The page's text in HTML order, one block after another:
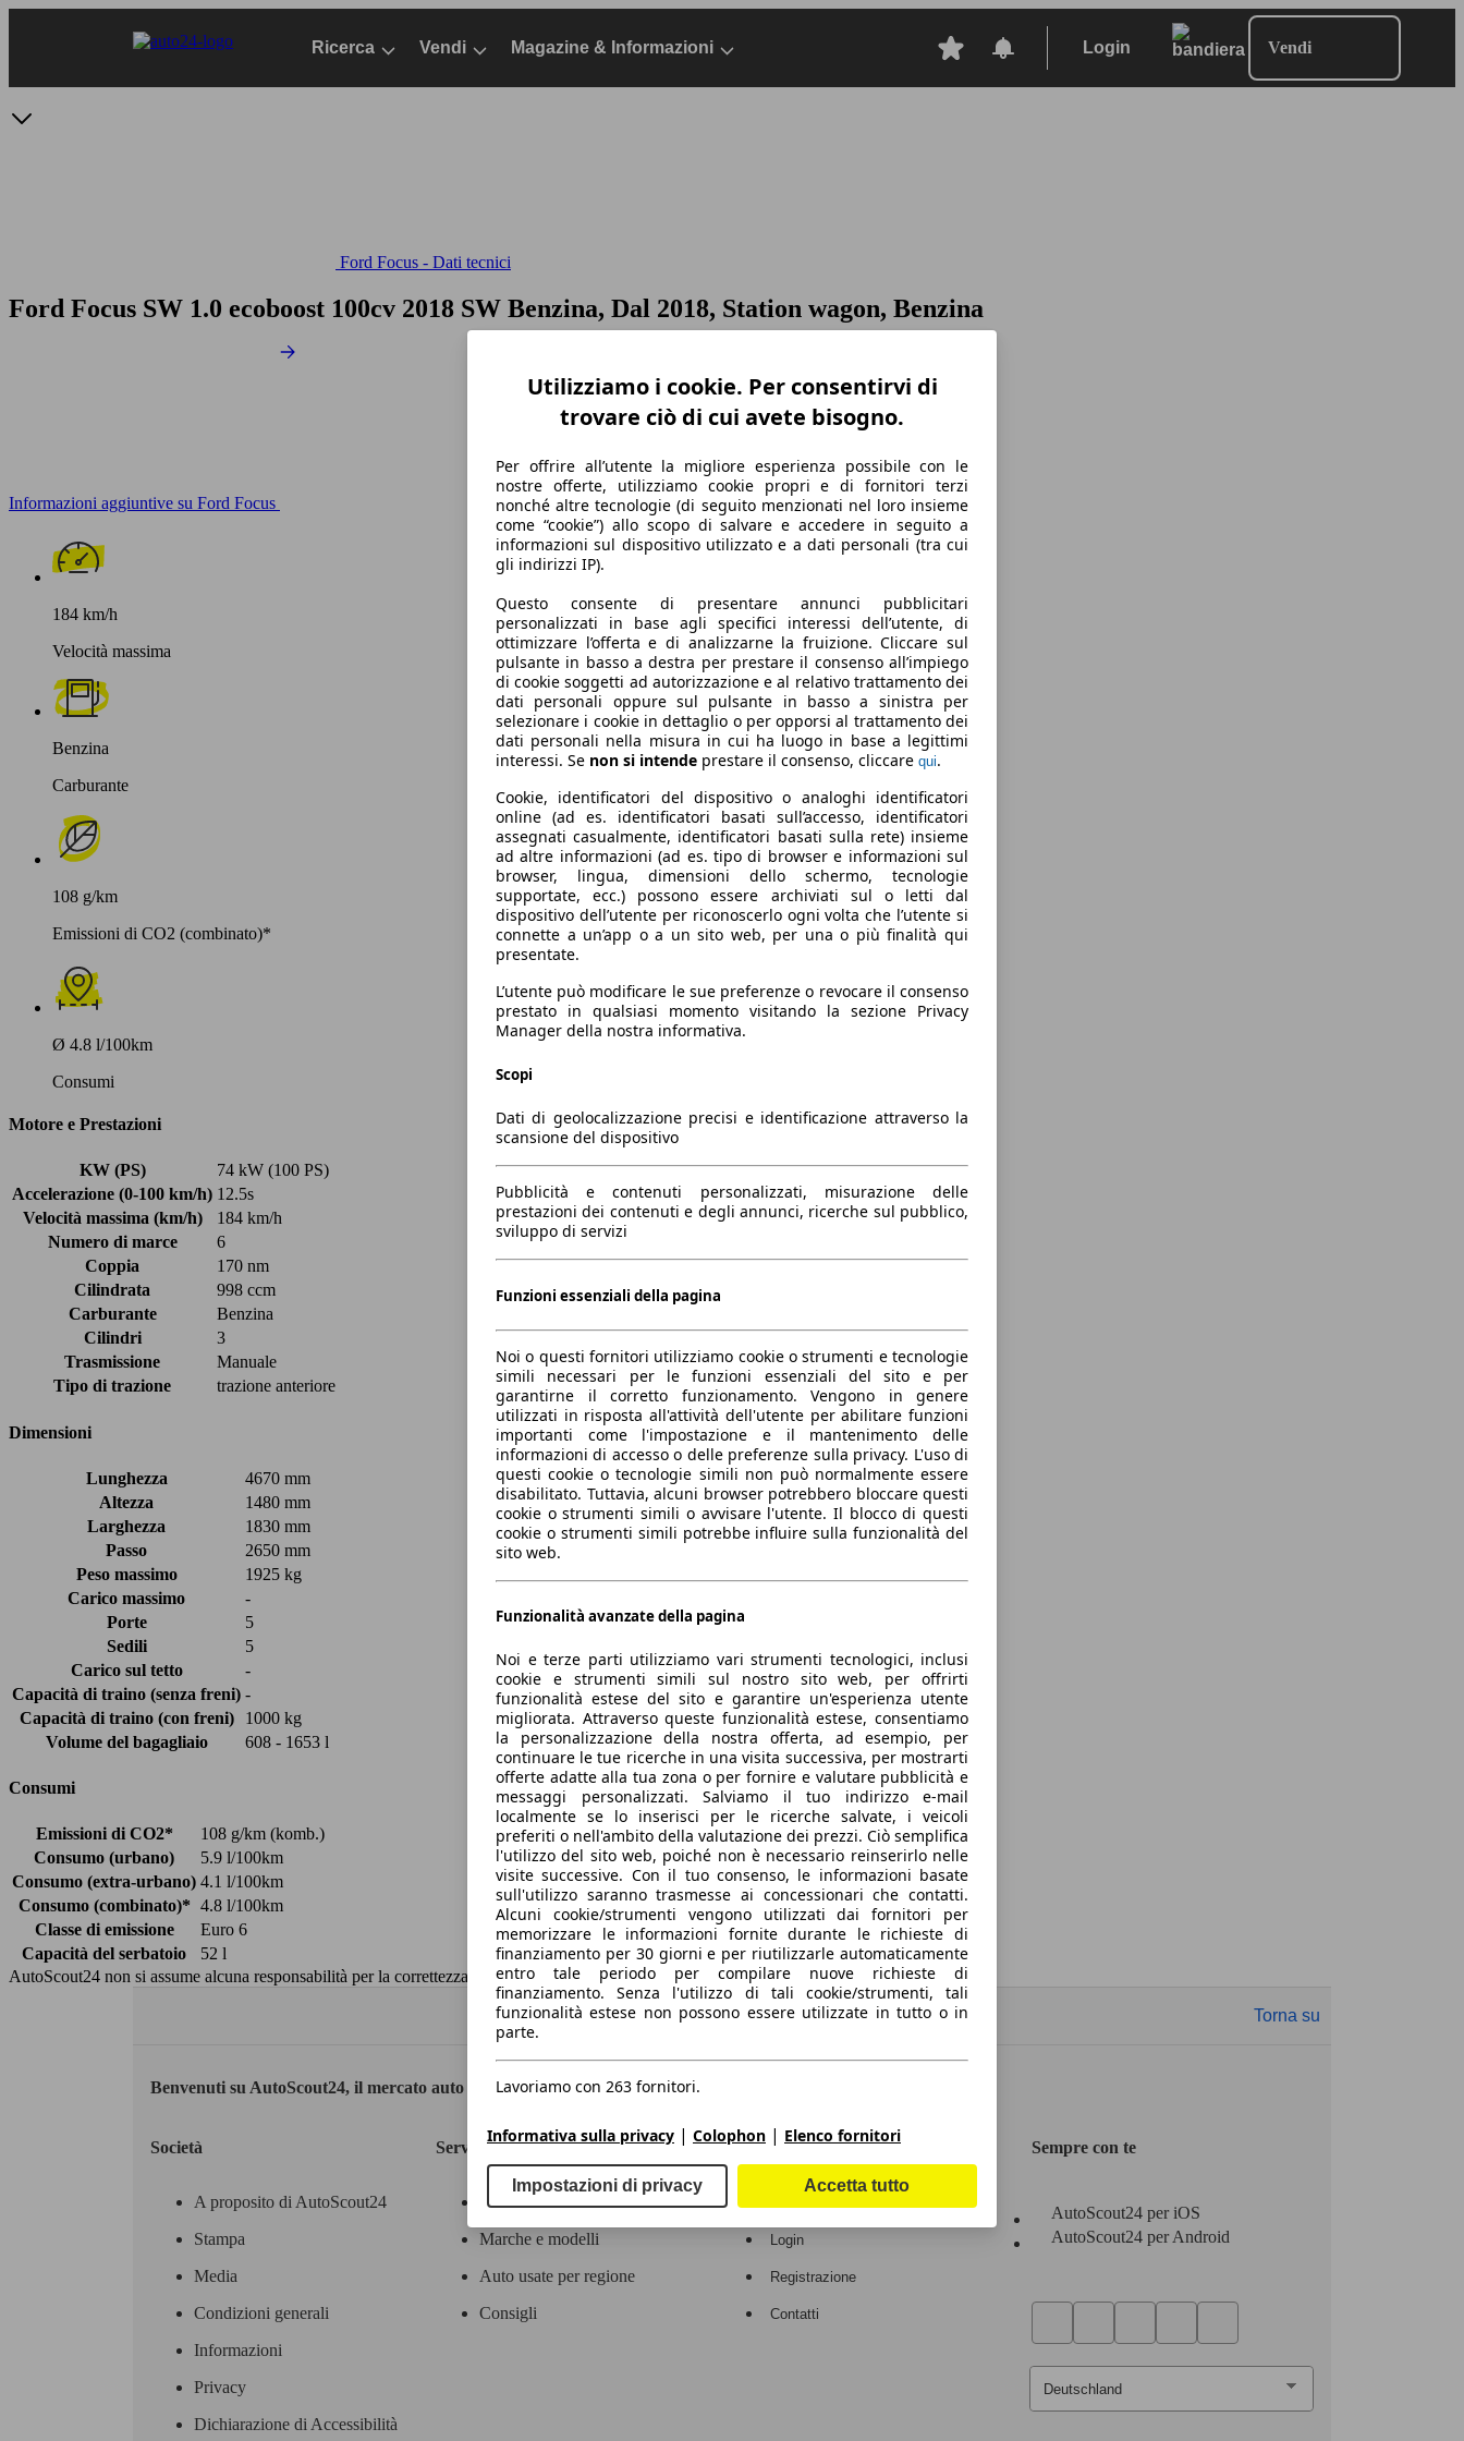
Ricerca Vendi Magazine & Informazioni Login Vendi
Ford Focus - Dati tecnici
Ford Focus SW 1.0 ecoboost 100cv 2018 SW Benzina, Dal 2018, Station wagon, Benzina
Informazioni aggiuntive su Ford Focus
184 km/h
Velocità massima
Benzina
Carburante
108 g/km
Emissioni di CO2 (combinato)*
Ø 4.8 l/100km
Consumi
Motore e Prestazioni
KW (PS)
74 kW (100 PS)
Accelerazione (0-100 km/h) 12.5s
Velocità massima (km/h)
184 km/h
Numero di marce
6
Coppia
170 nm
Cilindrata
998 ccm
Carburante
Benzina
Cilindri
3
Trasmissione
Manuale
Tipo di trazione
trazione anteriore
Dimensioni
Lunghezza
4670 mm
Altezza
1480 mm
Larghezza
1830 mm
Passo
2650 mm
Peso massimo
1925 kg
Carico massimo
-
Porte
5
Sedili
5
Carico sul tetto
-
Capacità di traino (senza freni) -
Capacità di traino (con freni)
1000 kg
Volume del bagagliaio
608 - 1653 l
Consumi
Emissioni di CO2*
108 g/km (komb.)
Consumo (urbano)
5.9 l/100km
Consumo (extra-urbano) 4.1 l/100km
Consumo (combinato)* 4.8 l/100km
Classe di emissione
Euro 6
Capacità del serbatoio
52 l
AutoScout24 non si assume alcuna responsabilità per la correttezza dei dati.
Torna su
Benvenuti su AutoScout24, il mercato auto europeo.
Società
A proposito di AutoScout24
Stampa
Media
Condizioni generali
Informazioni
Privacy
Dichiarazione di Accessibilità
Servizi
Contatti
Marche e modelli
Auto usate per regione
Consigli
Area rivenditori
Login
Registrazione
Contatti
Sempre con te
AutoScout24 per iOS
AutoScout24 per Android
Utilizziamo i cookie. Per consentirvi di
trovare ciò di cui avete bisogno.
Per offrire all’utente la migliore esperienza possibile con le
nostre offerte, utilizziamo cookie propri e di fornitori terzi
nonché altre tecnologie (di seguito menzionati nel loro insieme
come “cookie”) allo scopo di salvare e accedere in seguito a
informazioni sul dispositivo utilizzato e a dati personali (tra cui
gli indirizzi IP).
Questo consente di presentare annunci pubblicitari
personalizzati in base agli specifici interessi dell’utente, di
ottimizzare l’offerta e di analizzarne la fruizione. Cliccare sul
pulsante in basso a destra per prestare il consenso all’impiego
di cookie soggetti ad autorizzazione e al relativo trattamento dei
dati personali oppure sul pulsante in basso a sinistra per
selezionare i cookie in dettaglio o per opporsi al trattamento dei
dati personali nella misura in cui ha luogo in base a legittimi
interessi. Se non si intende prestare il consenso, cliccare qui.
Cookie, identificatori del dispositivo o analoghi identificatori
online (ad es. identificatori basati sull’accesso, identificatori
assegnati casualmente, identificatori basati sulla rete) insieme
ad altre informazioni (ad es. tipo di browser e informazioni sul
browser, lingua, dimensioni dello schermo, tecnologie
supportate, ecc.) possono essere archiviati sul o letti dal
dispositivo dell’utente per riconoscerlo ogni volta che l’utente si
connette a un’app o a un sito web, per una o più finalità qui
presentate.
L’utente può modificare le sue preferenze o revocare il consenso
prestato in qualsiasi momento visitando la sezione Privacy
Manager della nostra informativa.
Scopi
Dati di geolocalizzazione precisi e identificazione attraverso la
scansione del dispositivo
Pubblicità e contenuti personalizzati, misurazione delle
prestazioni dei contenuti e degli annunci, ricerche sul pubblico,
sviluppo di servizi
Funzioni essenziali della pagina
Noi o questi fornitori utilizziamo cookie o strumenti e tecnologie
simili necessari per le funzioni essenziali del sito e per
garantirne il corretto funzionamento. Vengono in genere
utilizzati in risposta all'attività dell'utente per abilitare funzioni
importanti come l'impostazione e il mantenimento delle
informazioni di accesso o delle preferenze sulla privacy. L'uso di
questi cookie o tecnologie simili non può normalmente essere
disabilitato. Tuttavia, alcuni browser potrebbero bloccare questi
cookie o strumenti simili o avvisare l'utente. Il blocco di questi
cookie o strumenti simili potrebbe influire sulla funzionalità del
sito web.
Funzionalità avanzate della pagina
Noi e terze parti utilizziamo vari strumenti tecnologici, inclusi
cookie e strumenti simili sul nostro sito web, per offrirti
funzionalità estese del sito e garantire un'esperienza utente
migliorata. Attraverso queste funzionalità estese, consentiamo
la personalizzazione della nostra offerta, ad esempio, per
continuare le tue ricerche in una visita successiva, per mostrarti
offerte adatte alla tua zona o per fornire e valutare pubblicità e
messaggi personalizzati. Salviamo il tuo indirizzo e-mail
localmente se lo inserisci per le ricerche salvate, i veicoli
preferiti o nell'ambito della valutazione dei prezzi. Ciò semplifica
l'utilizzo del sito web, poiché non è necessario reinserirlo nelle
visite successive. Con il tuo consenso, le informazioni basate
sull'utilizzo saranno trasmesse ai concessionari che contatti.
Alcuni cookie/strumenti vengono utilizzati dai fornitori per
memorizzare le informazioni fornite durante le richieste di
finanziamento per 30 giorni e per riutilizzarle automaticamente
entro tale periodo per compilare nuove richieste di
finanziamento. Senza l'utilizzo di tali cookie/strumenti, tali
funzionalità estese non possono essere utilizzate in tutto o in
parte.
Lavoriamo con 263 fornitori.
Informativa sulla privacy | Colophon | Elenco fornitori
Impostazioni di privacy Accetta tutto